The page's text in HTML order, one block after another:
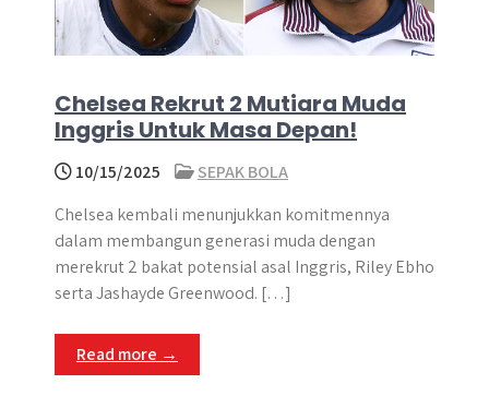
Chelsea Rekrut 2 Mutiara Muda
Inggris Untuk Masa Depan!
10/15/2025
SEPAK BOLA
Chelsea kembali menunjukkan komitmennya
dalam membangun generasi muda dengan
merekrut 2 bakat potensial asal Inggris, Riley Ebho
serta Jashayde Greenwood. […]
Read more →